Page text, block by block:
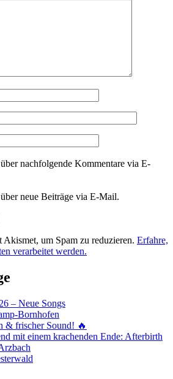
nachfolgende Kommentare via E-
neue Beiträge via E-Mail.
Akismet, um Spam zu reduzieren. Erfahre,
verarbeitet werden.
– Neue Songs
Bornhofen
& frischer Sound! 🔥
mit einem krachenden Ende: Afterbirth